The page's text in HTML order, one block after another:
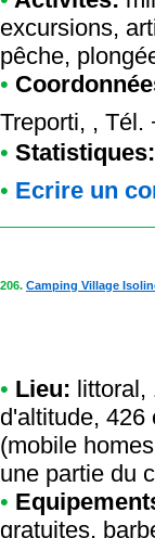
excursions,
pêche,
•
Treporti, , Tél.
• Statistiques:
• Ecrire un
206. Camping Village
• Lieu: littoral,
d'altitude, 426
(mobile
une partie du
•
gratuites,